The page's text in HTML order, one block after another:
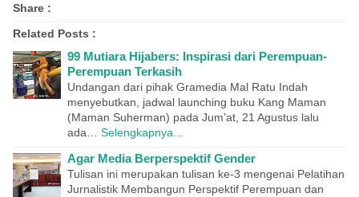
Share :
Related Posts :
99 Mutiara Hijabers: Inspirasi dari Perempuan-
Perempuan Terkasih
Undangan dari pihak Gramedia Mal Ratu Indah
menyebutkan, jadwal launching buku Kang Maman
(Maman Suherman) pada Jum’at, 21 Agustus lalu
ada…
Selengkapnya...
Agar Media Berperspektif Gender
Tulisan ini merupakan tulisan ke-3 mengenai Pelatihan
Jurnalistik Membangun Perspektif Perempuan dan